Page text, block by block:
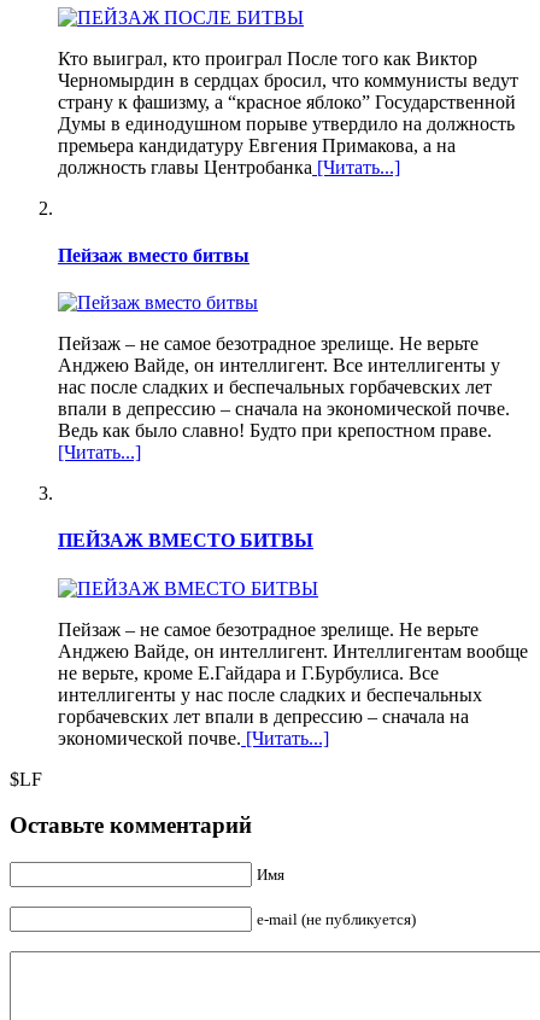
Кто выиграл, кто проиграл После того как Виктор
Черномырдин в сердцах бросил, что коммунисты ведут
страну к фашизму, а “красное яблоко” Государственной
Думы в единодушном порыве утвердило на должность
премьера кандидатуру Евгения Примакова, а на
должность главы Центробанка [Читать...]
Пейзаж вместо битвы
Пейзаж – не самое безотрадное зрелище. Не верьте
Анджею Вайде, он интеллигент. Все интеллигенты у
нас после сладких и беспечальных горбачевских лет
впали в депрессию – сначала на экономической почве.
Ведь как было славно! Будто при крепостном праве.
[Читать...]
ПЕЙЗАЖ ВМЕСТО БИТВЫ
Пейзаж – не самое безотрадное зрелище. Не верьте
Анджею Вайде, он интеллигент. Интеллигентам вообще
не верьте, кроме Е.Гайдара и Г.Бурбулиса. Все
интеллигенты у нас после сладких и беспечальных
горбачевских лет впали в депрессию – сначала на
экономической почве. [Читать...]
$LF
Оставьте комментарий
Имя
e-mail (не публикуется)